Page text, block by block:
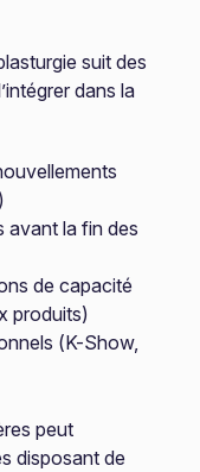
suit des
dans la
avant la fin des
de capacité
produits)
(K-Show,
peut
disposant de